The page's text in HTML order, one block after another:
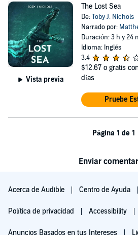
Vista previa
The Lost Sea
De:Toby J. Nichols
Narrado por:
Duración: 3 h y 24
Idioma: Inglés
3.4
$12.67 o gratis
días
Pruebe
Página 1 de 1
Enviar
Acerca de Audible Centro de Ayuda
Política de privacidad Accessibility
Anuncios Basados en tus Intereses